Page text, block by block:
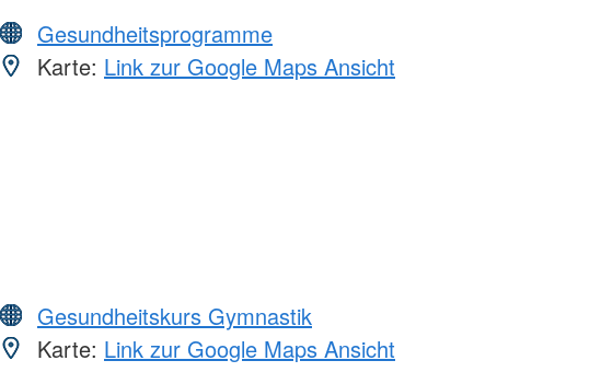
Gesundheitsprogramme
Karte: Link zur Google Maps Ansicht
Gesundheitskurs Gymnastik
Karte: Link zur Google Maps Ansicht